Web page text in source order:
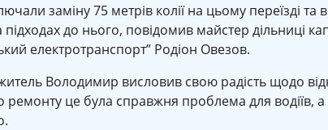
заміну 75 метрів колії на цьому переїзді
підходах до нього, повідомив майстер дільниці
електротранспорт” Родіон Овезов.
Володимир висловив свою радість щодо
це була справжня проблема для водіїв, а